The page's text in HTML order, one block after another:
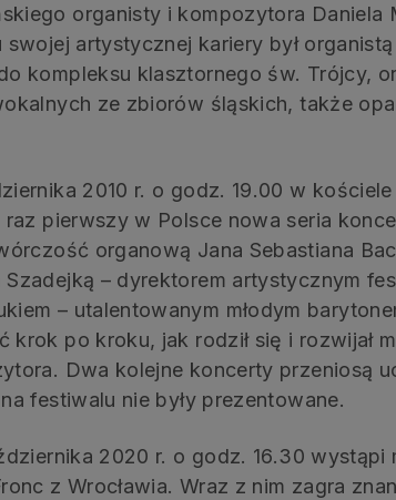
organisty i kompozytora Daniela
artystycznej kariery był
kompleksu klasztornego św. Trójcy,
ze zbiorów śląskich, także
2010 r. o godz. 19.00 w
pierwszy w Polsce nowa seria
organową Jana Sebastiana
– dyrektorem artystycznym
– utalentowanym młodym
krok po kroku, jak rodził się i rozwijał
Dwa kolejne koncerty przeniosą
festiwalu nie były prezentowane.
2020 r. o godz. 16.30 wystąpi
z Wrocławia. Wraz z nim zagra